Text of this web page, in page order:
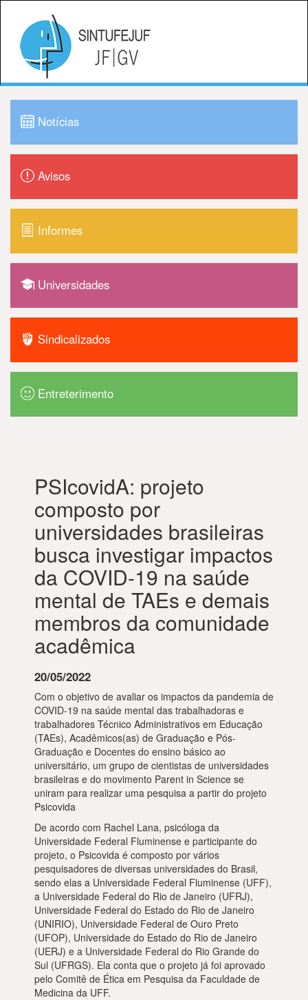
Notícias
Avisos
Informes
Universidades
Sindicalizados
Entreterimento
PSIcovidA: projeto
composto por
universidades brasileiras
busca investigar impactos
da COVID-19 na saúde
mental de TAEs e demais
membros da comunidade
acadêmica
20/05/2022
Com o objetivo de avaliar os impactos da pandemia de
COVID-19 na saúde mental das trabalhadoras e
trabalhadores Técnico Administrativos em Educação
(TAEs), Acadêmicos(as) de Graduação e Pós-
Graduação e Docentes do ensino básico ao
universitário, um grupo de cientistas de universidades
brasileiras e do movimento Parent in Science se
uniram para realizar uma pesquisa a partir do projeto
Psicovida
De acordo com Rachel Lana, psicóloga da
Universidade Federal Fluminense e participante do
projeto, o Psicovida é composto por vários
pesquisadores de diversas universidades do Brasil,
sendo elas a Universidade Federal Fluminense (UFF),
a Universidade Federal do Rio de Janeiro (UFRJ),
Universidade Federal do Estado do Rio de Janeiro
(UNIRIO), Universidade Federal de Ouro Preto
(UFOP), Universidade do Estado do Rio de Janeiro
(UERJ) e a Universidade Federal do Rio Grande do
Sul (UFRGS). Ela conta que o projeto já foi aprovado
pelo Comitê de Ética em Pesquisa da Faculdade de
Medicina da UFF.